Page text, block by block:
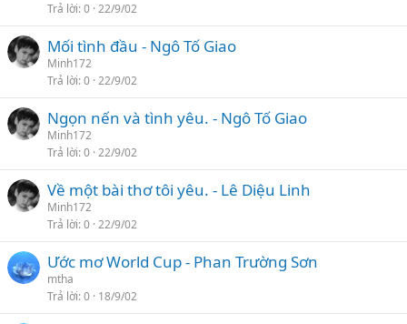
Trả lời 0 22/9/02
Mối tình đầu - Ngô Tố Giao
Minh172
Trả lời 0 22/9/02
Ngọn nến và tình yêu. - Ngô Tố Giao
Minh172
Trả lời 0 22/9/02
Về một bài thơ tôi yêu. - Lê Diệu Linh
Minh172
Trả lời 0 22/9/02
Ước mơ World Cup - Phan Trường Sơn
mtha
Trả lời 0 18/9/02